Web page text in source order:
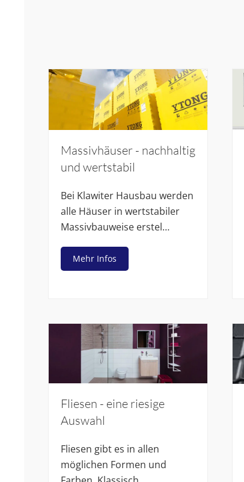
Massivhäuser - nachhaltig
und wertstabil
Bei Klawiter Hausbau werden
alle Häuser in wertstabiler
Massivbauweise erstel…
Mehr Infos
Fliesen - eine riesige
Auswahl
Fliesen gibt es in allen
möglichen Formen und